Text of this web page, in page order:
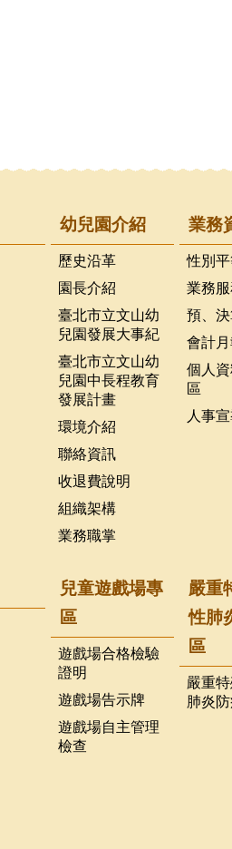
幼兒園介紹
歷史沿革
園長介紹
臺北市立文山幼
兒園發展大事紀
臺北市立文山幼
兒園中長程教育
發展計畫
環境介紹
聯絡資訊
收退費說明
組織架構
業務職掌
業務
性別
業務
預、
會計月
個人
區
人事
兒童遊戲場專
區
遊戲場合格檢驗
證明
遊戲場告示牌
遊戲場自主管理
檢查
嚴重
性肺
區
嚴重
肺炎